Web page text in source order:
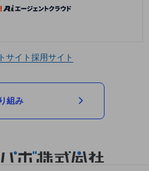
サイト採用サイト
組み